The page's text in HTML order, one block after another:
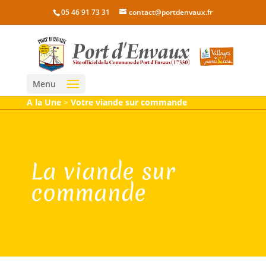
05 46 91 73 31 contact@portdenvaux.fr
Menu
A la Une> Votre viande sur commande
La viande sur
commande